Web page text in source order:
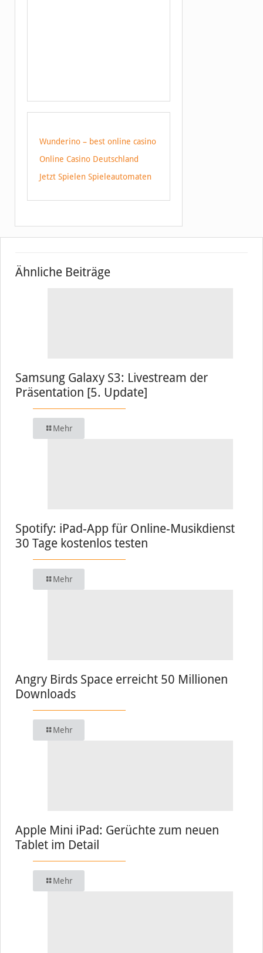
Wunderino – best online casino
Online Casino Deutschland
Jetzt Spielen Spieleautomaten
Ähnliche Beiträge
Samsung Galaxy S3: Livestream der
Präsentation [5. Update]
Mehr
Spotify: iPad-App für Online-Musikdienst
30 Tage kostenlos testen
Mehr
Angry Birds Space erreicht 50 Millionen
Downloads
Mehr
Apple Mini iPad: Gerüchte zum neuen
Tablet im Detail
Mehr